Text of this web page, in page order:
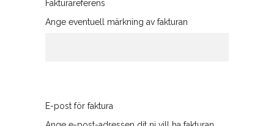
Fakturareferens
Ange eventuell märkning av fakturan
E-post för faktura